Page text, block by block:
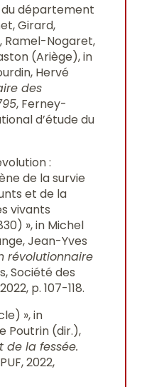
du département
Girard,
Ramel-Nogaret,
(Ariège), in
Hervé
des
, Ferney-
d’étude du
:
de la survie
et de la
vivants
», in Michel
Jean-Yves
révolutionnaire
Société des
p. 107-118.
», in
Poutrin (dir.),
de la fessée.
2022,